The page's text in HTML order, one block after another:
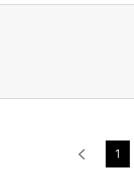
1